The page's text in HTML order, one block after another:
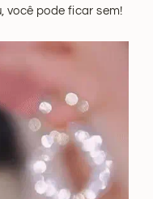
você pode ficar sem!